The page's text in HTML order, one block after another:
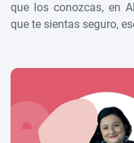
que los conozcas, en
que te sientas seguro,